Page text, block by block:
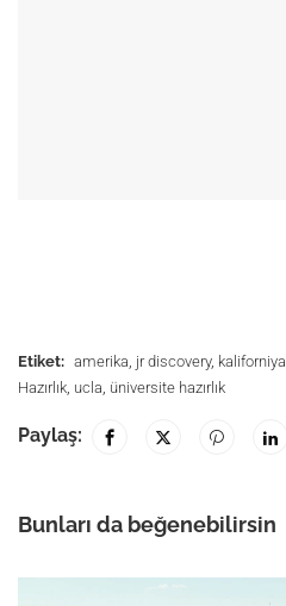
Etiket: amerika jr discovery, kaliforniya
Hazırlık ucla üniversite hazırlık
Paylaş:
Bunları da beğenebilirsin